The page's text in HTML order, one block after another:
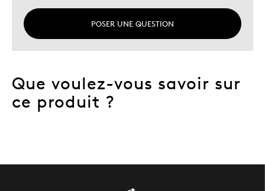
POSER UNE QUESTION
Que voulez-vous savoir sur
ce produit ?